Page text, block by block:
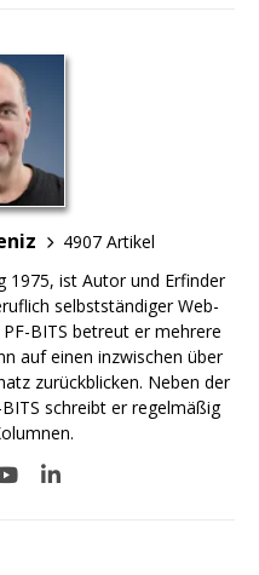
4907 Artikel
1975, ist Autor und Erfinder
selbstständiger Web-
BITS betreut er mehrere
auf einen inzwischen über
zurückblicken. Neben der
schreibt er regelmäßig